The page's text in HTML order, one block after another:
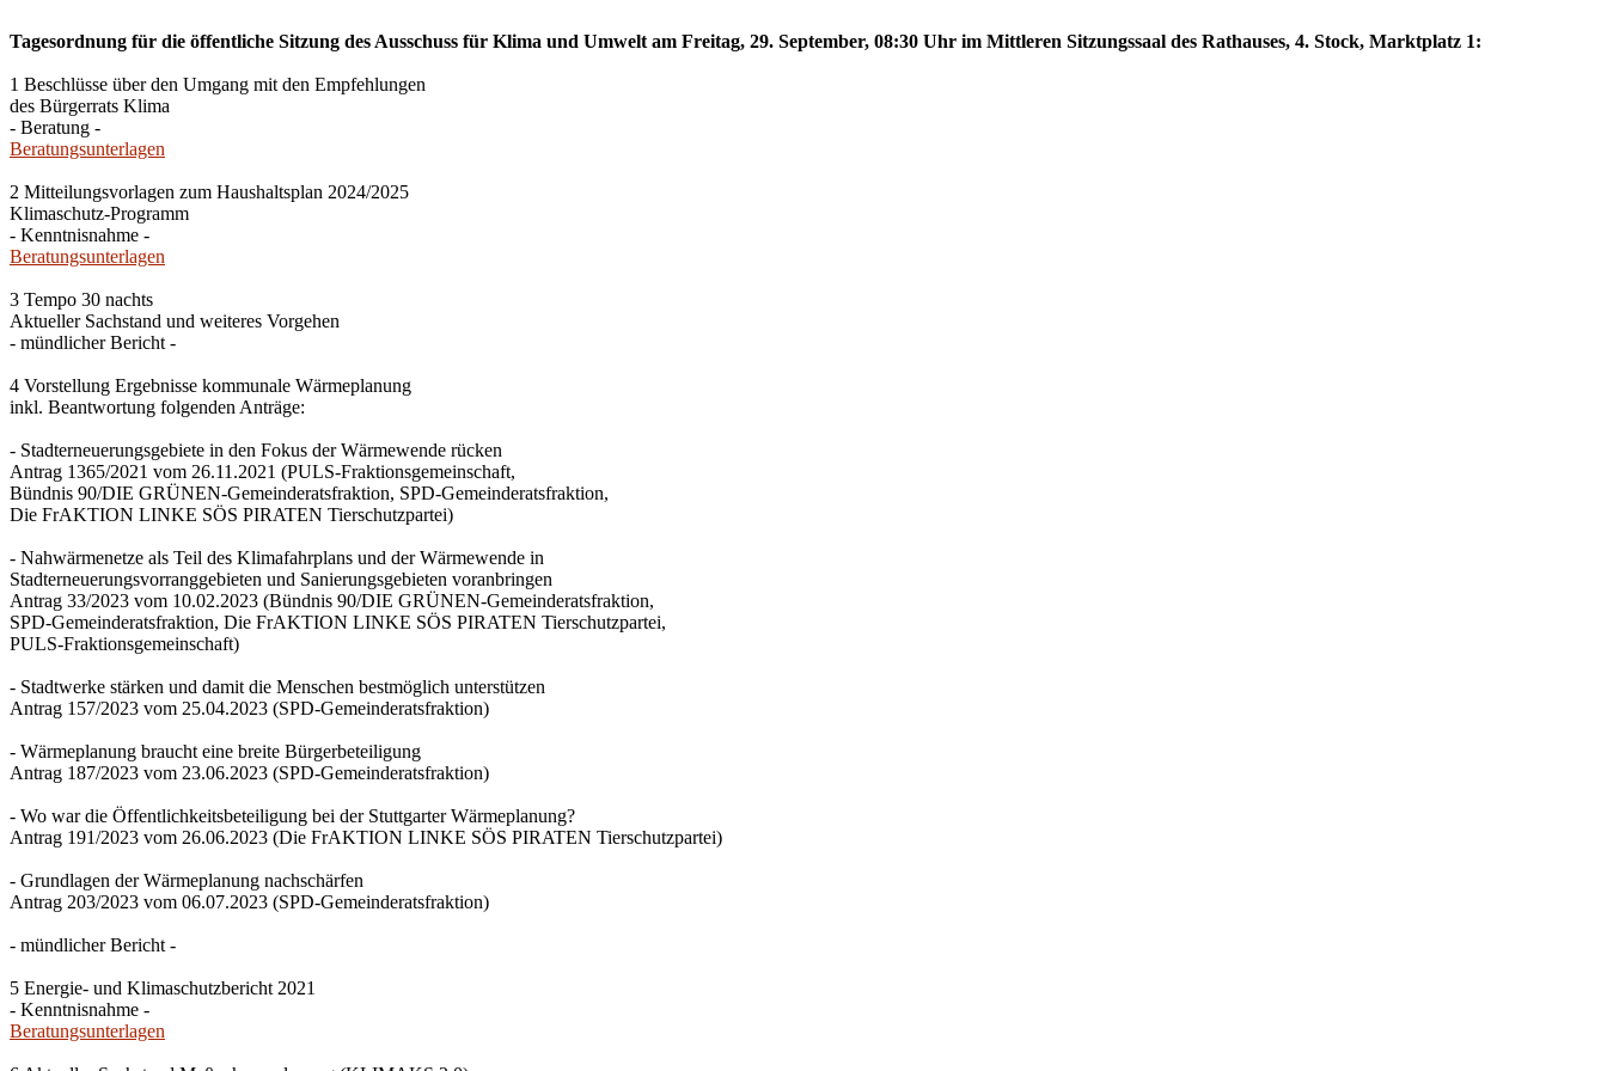
Tagesordnung für die öffentliche Sitzung des Ausschuss für Klima und Umwelt am Freitag, 29. September, 08:30 Uhr im Mittleren Sitzungssaal des Rathauses, 4. Stock, Marktplatz 1:
1 Beschlüsse über den Umgang mit den Empfehlungen
des Bürgerrats Klima
- Beratung -
Beratungsunterlagen
2 Mitteilungsvorlagen zum Haushaltsplan 2024/2025
Klimaschutz-Programm
- Kenntnisnahme -
Beratungsunterlagen
3 Tempo 30 nachts
Aktueller Sachstand und weiteres Vorgehen
- mündlicher Bericht -
4 Vorstellung Ergebnisse kommunale Wärmeplanung
inkl. Beantwortung folgenden Anträge:
- Stadterneuerungsgebiete in den Fokus der Wärmewende rücken
Antrag 1365/2021 vom 26.11.2021 (PULS-Fraktionsgemeinschaft,
Bündnis 90/DIE GRÜNEN-Gemeinderatsfraktion, SPD-Gemeinderatsfraktion,
Die FrAKTION LINKE SÖS PIRATEN Tierschutzpartei)
- Nahwärmenetze als Teil des Klimafahrplans und der Wärmewende in
Stadterneuerungsvorranggebieten und Sanierungsgebieten voranbringen
Antrag 33/2023 vom 10.02.2023 (Bündnis 90/DIE GRÜNEN-Gemeinderatsfraktion,
SPD-Gemeinderatsfraktion, Die FrAKTION LINKE SÖS PIRATEN Tierschutzpartei,
PULS-Fraktionsgemeinschaft)
- Stadtwerke stärken und damit die Menschen bestmöglich unterstützen
Antrag 157/2023 vom 25.04.2023 (SPD-Gemeinderatsfraktion)
- Wärmeplanung braucht eine breite Bürgerbeteiligung
Antrag 187/2023 vom 23.06.2023 (SPD-Gemeinderatsfraktion)
- Wo war die Öffentlichkeitsbeteiligung bei der Stuttgarter Wärmeplanung?
Antrag 191/2023 vom 26.06.2023 (Die FrAKTION LINKE SÖS PIRATEN Tierschutzpartei)
- Grundlagen der Wärmeplanung nachschärfen
Antrag 203/2023 vom 06.07.2023 (SPD-Gemeinderatsfraktion)
- mündlicher Bericht -
5 Energie- und Klimaschutzbericht 2021
- Kenntnisnahme -
Beratungsunterlagen